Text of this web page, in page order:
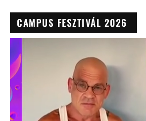
CAMPUS FESZTIVÁL 2026